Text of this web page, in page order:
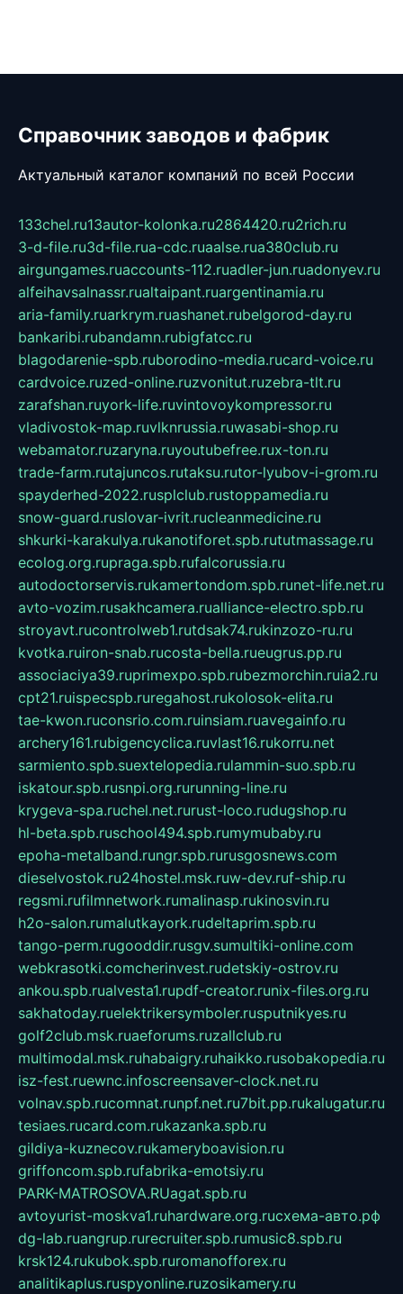
Справочник заводов и фабрик
Актуальный каталог компаний по всей России
133chel.ru13autor-kolonka.ru2864420.ru2rich.ru
3-d-file.ru3d-file.rua-cdc.ruaalse.rua380club.ru
airgungames.ruaccounts-112.ruadler-jun.ruadonyev.ru
alfeihavsalnassr.rualtaipant.ruargentinamia.ru
aria-family.ruarkrym.ruashanet.rubelgorod-day.ru
bankaribi.rubandamn.rubigfatcc.ru
blagodarenie-spb.ruborodino-media.rucard-voice.ru
cardvoice.ruzed-online.ruzvonitut.ruzebra-tlt.ru
zarafshan.ruyork-life.ruvintovoykompressor.ru
vladivostok-map.ruvlknrussia.ruwasabi-shop.ru
webamator.ruzaryna.ruyoutubefree.rux-ton.ru
trade-farm.rutajuncos.rutaksu.rutor-lyubov-i-grom.ru
spayderhed-2022.rusplclub.rustoppamedia.ru
snow-guard.ruslovar-ivrit.rucleanmedicine.ru
shkurki-karakulya.rukanotiforet.spb.rututmassage.ru
ecolog.org.rupraga.spb.rufalcorussia.ru
autodoctorservis.rukamertondom.spb.runet-life.net.ru
avto-vozim.rusakhcamera.rualliance-electro.spb.ru
stroyavt.rucontrolweb1.rutdsak74.rukinzozo-ru.ru
kvotka.ruiron-snab.rucosta-bella.rueugrus.pp.ru
associaciya39.ruprimexpo.spb.rubezmorchin.ruia2.ru
cpt21.ruispecspb.ruregahost.rukolosok-elita.ru
tae-kwon.ruconsrio.com.ruinsiam.ruavegainfo.ru
archery161.rubigencyclica.ruvlast16.rukorru.net
sarmiento.spb.suextelopedia.rulammin-suo.spb.ru
iskatour.spb.rusnpi.org.rurunning-line.ru
krygeva-spa.ruchel.net.rurust-loco.rudugshop.ru
hl-beta.spb.ruschool494.spb.rumymubaby.ru
epoha-metalband.rungr.spb.rurusgosnews.com
dieselvostok.ru24hostel.msk.ruw-dev.ruf-ship.ru
regsmi.rufilmnetwork.rumalinasp.rukinosvin.ru
h2o-salon.rumalutkayork.rudeltaprim.spb.ru
tango-perm.rugooddir.rusgv.sumultiki-online.com
webkrasotki.comcherinvest.rudetskiy-ostrov.ru
ankou.spb.rualvesta1.rupdf-creator.runix-files.org.ru
sakhatoday.ruelektrikersymboler.rusputnikyes.ru
golf2club.msk.ruaeforums.ruzallclub.ru
multimodal.msk.ruhabaigry.ruhaikko.rusobakopedia.ru
isz-fest.ruewnc.infoscreensaver-clock.net.ru
volnav.spb.rucomnat.runpf.net.ru7bit.pp.rukalugatur.ru
tesiaes.rucard.com.rukazanka.spb.ru
gildiya-kuznecov.rukameryboavision.ru
griffoncom.spb.rufabrika-emotsiy.ru
PARK-MATROSOVA.RUagat.spb.ru
avtoyurist-moskva1.ruhardware.org.ruсхема-авто.рф
dg-lab.ruangrup.rurecruiter.spb.rumusic8.spb.ru
krsk124.rukubok.spb.ruromanofforex.ru
analitikaplus.ruspyonline.ruzosikamery.ru